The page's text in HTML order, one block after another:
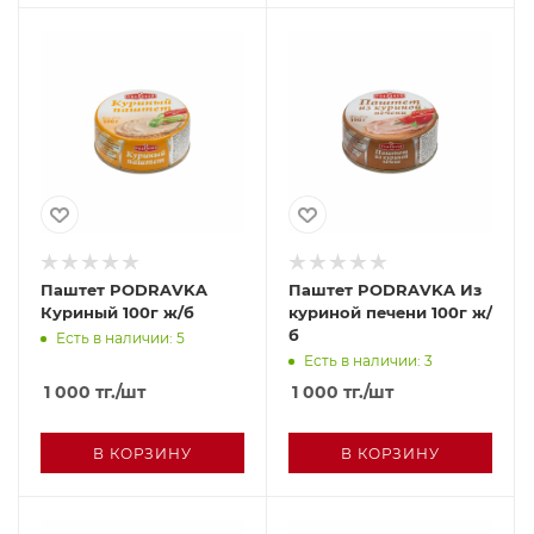
Паштет PODRAVKA
Куриный 100г ж/б
Есть в наличии: 5
1 000 тг./шт
В КОРЗИНУ
Паштет PODRAVKA Из
куриной печени 100г ж/
б
Есть в наличии: 3
1 000 тг./шт
В КОРЗИНУ